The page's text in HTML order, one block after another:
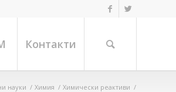
Контакти
науки / Химия / Химически реактиви /